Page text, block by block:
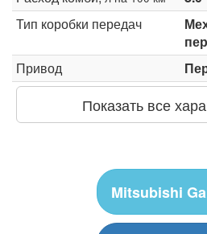
Тип коробки передач
Привод
Показать все
Mitsubishi